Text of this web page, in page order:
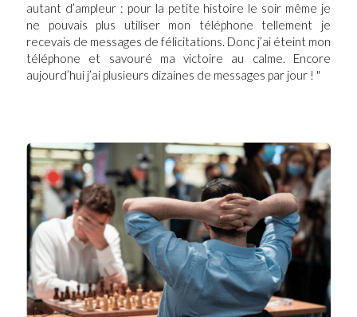
autant d’ampleur : pour la petite histoire le soir même je
ne pouvais plus utiliser mon téléphone tellement je
recevais de messages de félicitations. Donc j’ai éteint mon
téléphone et savouré ma victoire au calme. Encore
aujourd’hui j’ai plusieurs dizaines de messages par jour ! "